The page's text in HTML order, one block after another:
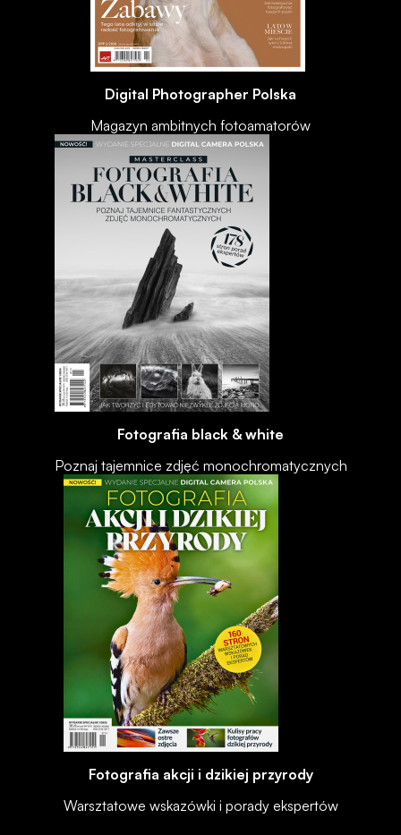
Digital Photographer Polska
Magazyn ambitnych fotoamatorów
Fotografia black & white
Poznaj tajemnice zdjęć monochromatycznych
Fotografia akcji i dzikiej przyrody
Warsztatowe wskazówki i porady ekspertów